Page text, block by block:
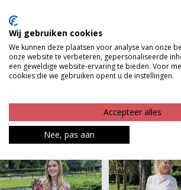
pantalon. Perfect te combineren voor
als meer geklede look. Een echte
comfort en stijl moeiteloos
Product kenmerken
MAAK JE LOOK
Wij gebruiken cookies
We kunnen deze plaatsen voor analyse van onze
onze website te verbeteren, gepersonaliseerde
een geweldige website-ervaring te bieden. Voor
cookies die we gebruiken opent u de instellingen.
Accepteer alles
Nee, pas aan